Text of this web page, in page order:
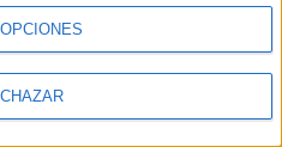
su consentimiento, pero usted
procesamiento. Sus
en cualquier